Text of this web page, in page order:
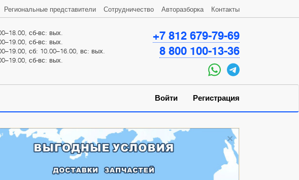
сб-вс: вых.
сб-вс: вых.
сб: 10.00–16.00, вс: вых.
сб-вс: вых.
+7 812 679-79-69
8 800 100-13-36
Региональные представители Сотрудничество Авторазборка Контакты
Войти Регистрация
×